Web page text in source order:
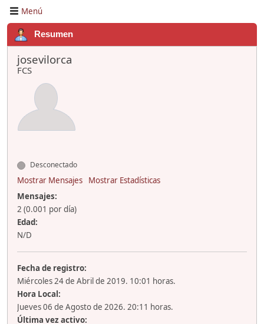
Menú
Resumen
josevilorca
FCS
Desconectado
Mostrar Mensajes
Mostrar Estadísticas
Mensajes:
2 (0.001 por día)
Edad:
N/D
Fecha de registro:
Miércoles 24 de Abril de 2019. 10:01 horas.
Hora Local:
Jueves 06 de Agosto de 2026. 20:11 horas.
Última vez activo: